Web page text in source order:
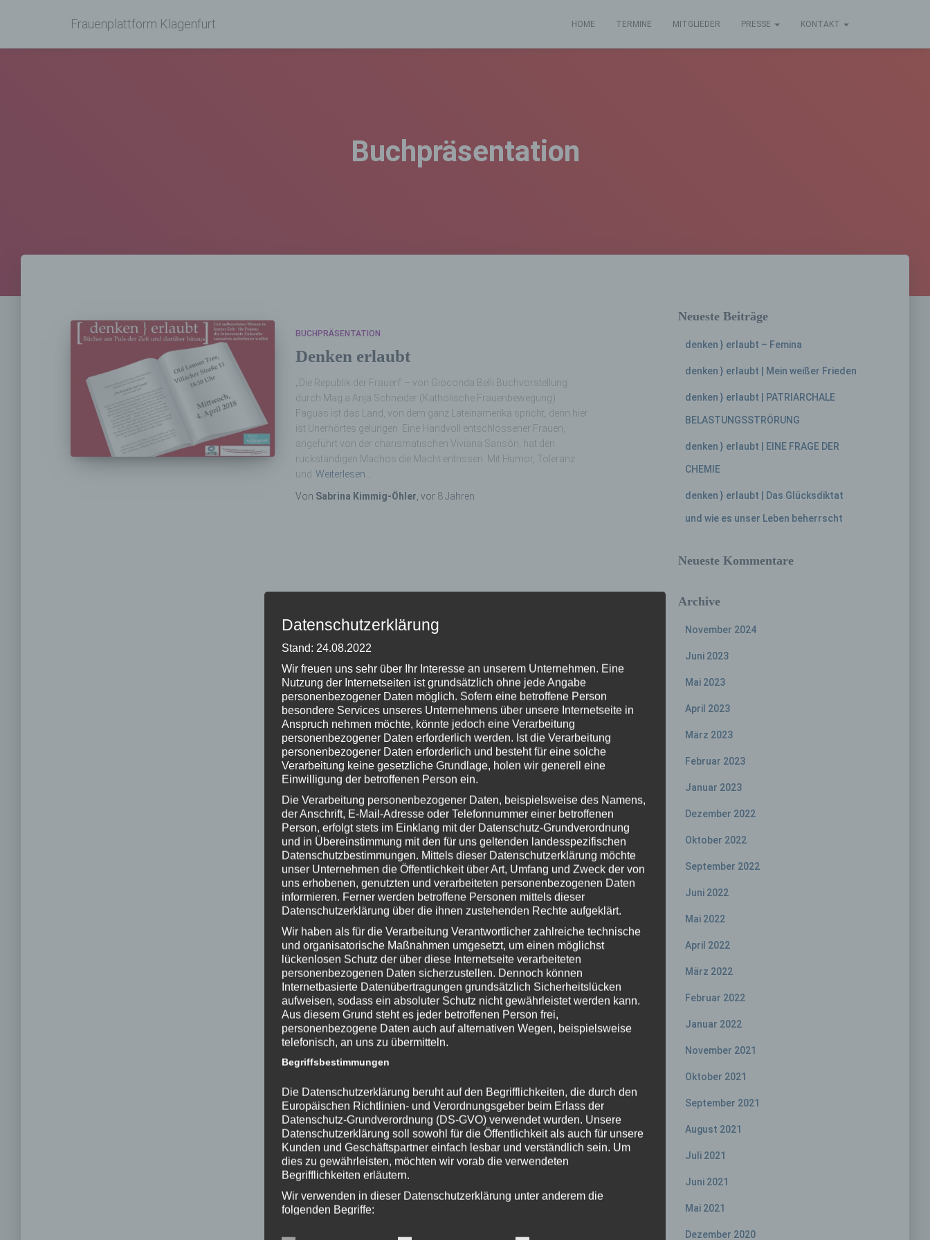
Frauenplattform Klagenfurt HOME TERMINE MITGLIEDER PRESSE KONTAKT
Buchpräsentation
BUCHPRÄSENTATION
Denken erlaubt
„Die Republik der Frauen“ – von Gioconda Belli Buchvorstellung
durch Mag.a Anja Schneider (Katholische Frauenbewegung)
Faguas ist das Land, von dem ganz Lateinamerika spricht, denn hier
ist Unerhörtes gelungen. Eine Handvoll entschlossener Frauen,
angeführt von der charismatischen Viviana Sansón, hat den
rückständigen Machos die Macht entrissen. Mit Humor, Toleranz
und Weiterlesen…
Von Sabrina Kimmig-Öhler , vor 8 Jahren
Neueste Beiträge
denken } erlaubt – Femina
denken } erlaubt | Mein weißer Frieden
denken } erlaubt | PATRIARCHALE
BELASTUNGSSTRÖRUNG
denken } erlaubt | EINE FRAGE DER
CHEMIE
denken } erlaubt | Das Glücksdiktat
und wie es unser Leben beherrscht
Neueste Kommentare
Archive
November 2024
Juni 2023
Mai 2023
April 2023
März 2023
Februar 2023
Januar 2023
Dezember 2022
Oktober 2022
September 2022
Juni 2022
Mai 2022
April 2022
März 2022
Februar 2022
Januar 2022
November 2021
Oktober 2021
September 2021
August 2021
Juli 2021
Juni 2021
Mai 2021
Dezember 2020
Datenschutzerklärung
Stand: 24.08.2022
Wir freuen uns sehr über Ihr Interesse an unserem Unternehmen. Eine
Nutzung der Internetseiten ist grundsätzlich ohne jede Angabe
personenbezogener Daten möglich. Sofern eine betroffene Person
besondere Services unseres Unternehmens über unsere Internetseite in
Anspruch nehmen möchte, könnte jedoch eine Verarbeitung
personenbezogener Daten erforderlich werden. Ist die Verarbeitung
personenbezogener Daten erforderlich und besteht für eine solche
Verarbeitung keine gesetzliche Grundlage, holen wir generell eine
Einwilligung der betroffenen Person ein.
Die Verarbeitung personenbezogener Daten, beispielsweise des Namens,
der Anschrift, E-Mail-Adresse oder Telefonnummer einer betroffenen
Person, erfolgt stets im Einklang mit der Datenschutz-Grundverordnung
und in Übereinstimmung mit den für uns geltenden landesspezifischen
Datenschutzbestimmungen. Mittels dieser Datenschutzerklärung möchte
unser Unternehmen die Öffentlichkeit über Art, Umfang und Zweck der von
uns erhobenen, genutzten und verarbeiteten personenbezogenen Daten
informieren. Ferner werden betroffene Personen mittels dieser
Datenschutzerklärung über die ihnen zustehenden Rechte aufgeklärt.
Wir haben als für die Verarbeitung Verantwortlicher zahlreiche technische
und organisatorische Maßnahmen umgesetzt, um einen möglichst
lückenlosen Schutz der über diese Internetseite verarbeiteten
personenbezogenen Daten sicherzustellen. Dennoch können
Internetbasierte Datenübertragungen grundsätzlich Sicherheitslücken
aufweisen, sodass ein absoluter Schutz nicht gewährleistet werden kann.
Aus diesem Grund steht es jeder betroffenen Person frei,
personenbezogene Daten auch auf alternativen Wegen, beispielsweise
telefonisch, an uns zu übermitteln.
Begriffsbestimmungen
Die Datenschutzerklärung beruht auf den Begrifflichkeiten, die durch den
Europäischen Richtlinien- und Verordnungsgeber beim Erlass der
Datenschutz-Grundverordnung (DS-GVO) verwendet wurden. Unsere
Datenschutzerklärung soll sowohl für die Öffentlichkeit als auch für unsere
Kunden und Geschäftspartner einfach lesbar und verständlich sein. Um
dies zu gewährleisten, möchten wir vorab die verwendeten
Begrifflichkeiten erläutern.
Wir verwenden in dieser Datenschutzerklärung unter anderem die
folgenden Begriffe: